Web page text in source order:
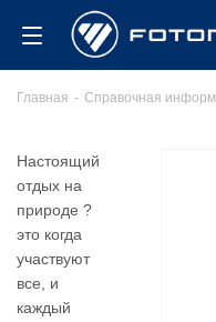
Главная - Справочная
Настоящий
отдых на
природе ?
это когда
участвуют
все, и
каждый